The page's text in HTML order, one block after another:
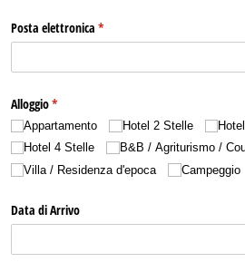
Posta elettronica *
(richiesto)
Alloggio*
(richiesto)
Appartamento Hotel 2 Stelle
Hotel 4 Stelle
B&B /​ Agriturismo /​
Villa /​ Residenza d'epoca
Campeggio
Data di Arrivo